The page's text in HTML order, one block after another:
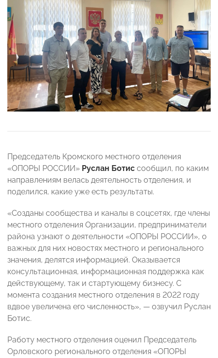
Председатель Кромского местного отделения
«ОПОРЫ РОССИИ» Руслан Ботис сообщил, по каким
направлениям велась деятельность отделения, и
поделился, какие уже есть результаты.
«Созданы сообщества и каналы в соцсетях, где члены
местного отделения Организации, предприниматели
района узнают о деятельности «ОПОРЫ РОССИИ», о
важных для них новостях местного и регионального
значения, делятся информацией. Оказывается
консультационная, информационная поддержка как
действующему, так и стартующему бизнесу. С
момента создания местного отделения в 2022 году
вдвое увеличена его численность», — озвучил Руслан
Ботис.
Работу местного отделения оценил Председатель
Орловского регионального отделения «ОПОРЫ